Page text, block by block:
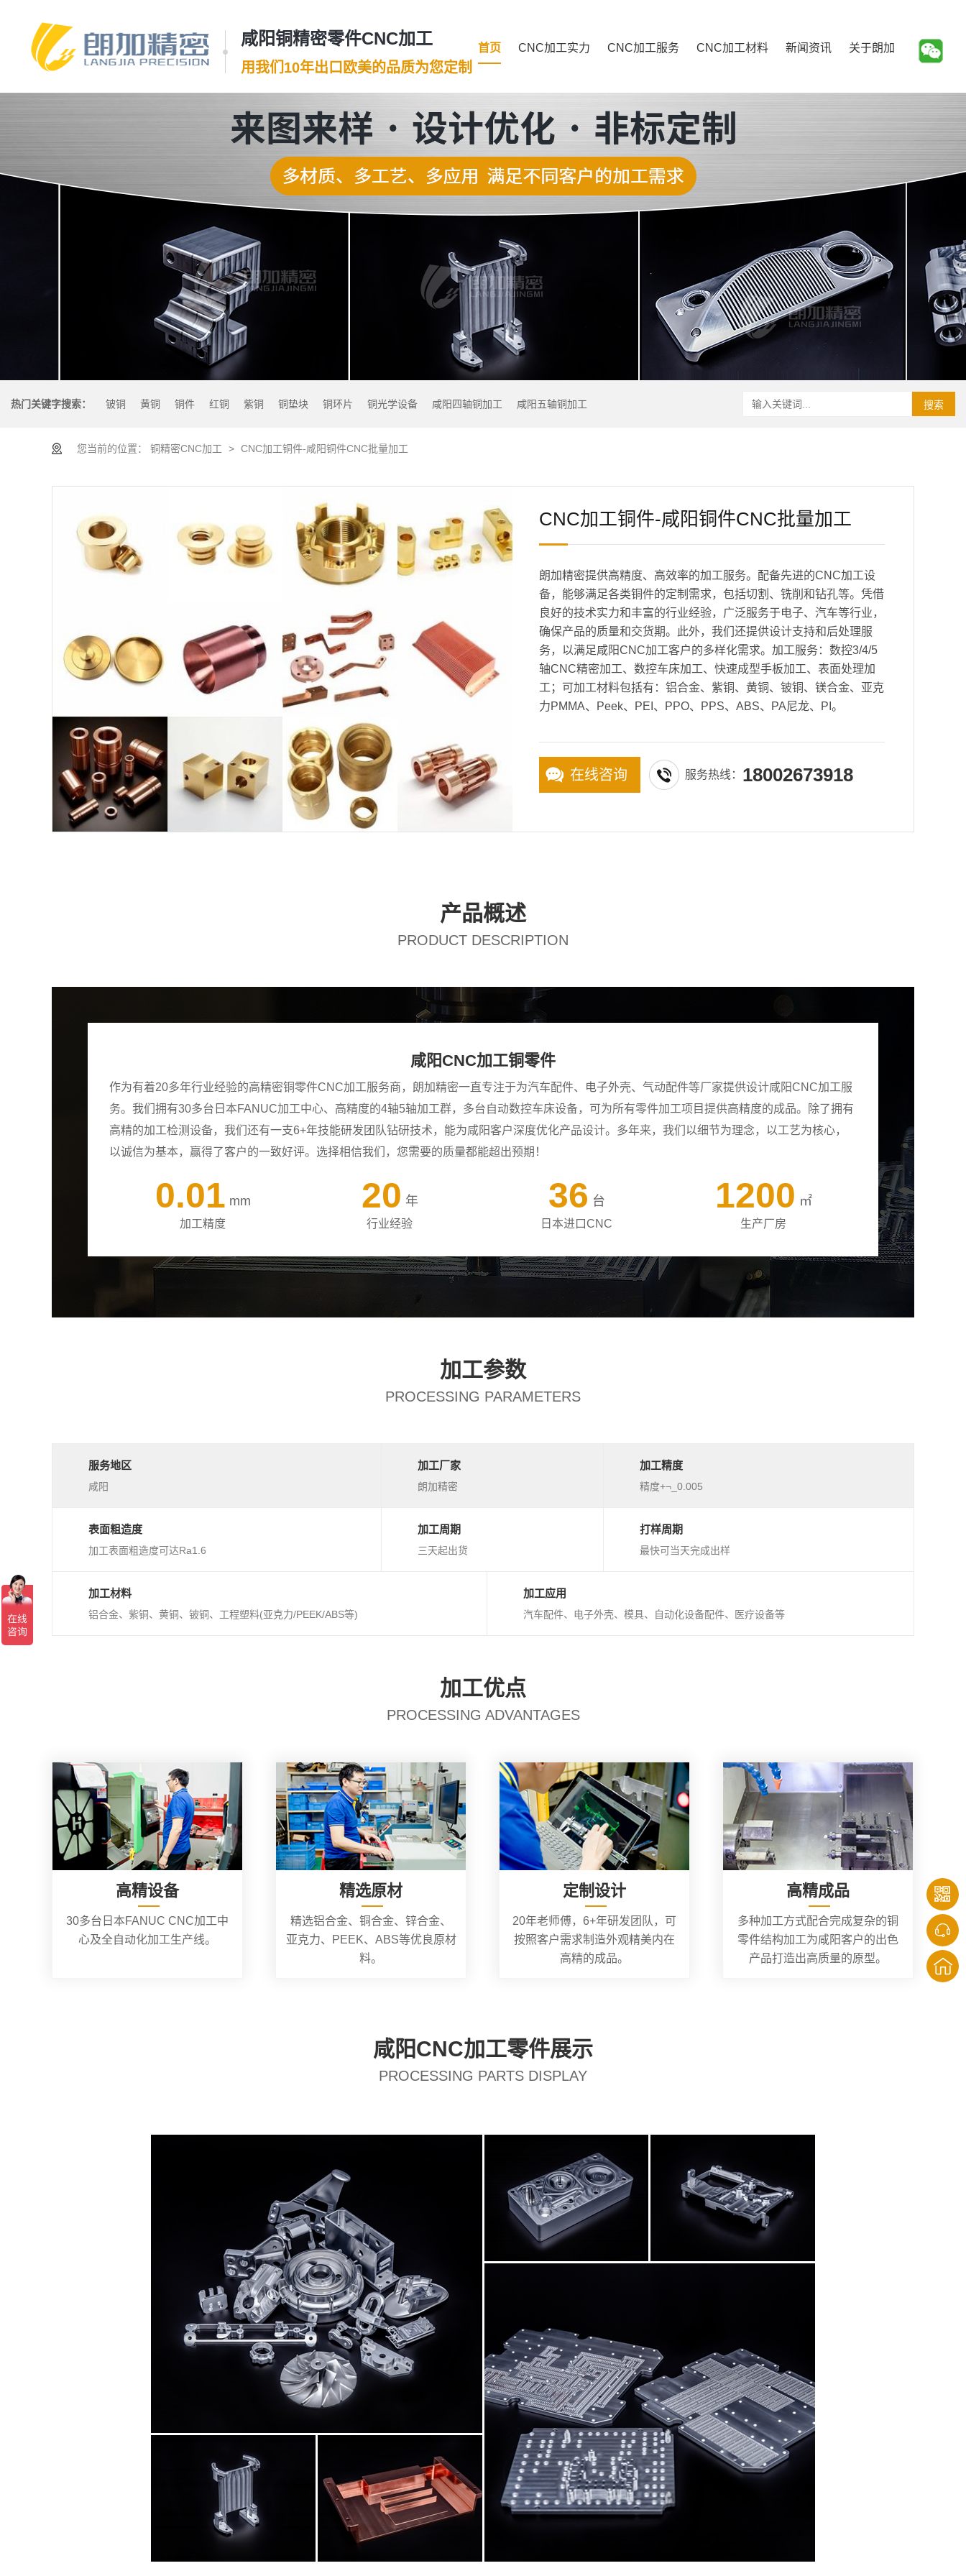
咸阳铜精密零件CNC加工
用我们10年出口欧美的品质为您定制
首页 CNC加工实力 CNC加工服务 CNC加工材料 新闻资讯 关于朗加
热门关键字搜索： 铍铜 黄铜 铜件 红铜 紫铜 铜垫块 铜环片 铜光学设备 咸阳四轴铜加工 咸阳五轴铜加工 搜索
您当前的位置： 铜精密CNC加工 > CNC加工铜件-咸阳铜件CNC批量加工
CNC加工铜件-咸阳铜件CNC批量加工
朗加精密提供高精度、高效率的加工服务。配备先进的CNC加工设
备，能够满足各类铜件的定制需求，包括切割、铣削和钻孔等。凭借
良好的技术实力和丰富的行业经验，广泛服务于电子、汽车等行业，
确保产品的质量和交货期。此外，我们还提供设计支持和后处理服
务，以满足咸阳CNC加工客户的多样化需求。加工服务：数控3/4/5
轴CNC精密加工、数控车床加工、快速成型手板加工、表面处理加
工；可加工材料包括有：铝合金、紫铜、黄铜、铍铜、镁合金、亚克
力PMMA、Peek、PEI、PPO、PPS、ABS、PA尼龙、PI。
在线咨询 服务热线： 18002673918
产品概述
PRODUCT DESCRIPTION
咸阳CNC加工铜零件
作为有着20多年行业经验的高精密铜零件CNC加工服务商，朗加精密一直专注于为汽车配件、电子外壳、气动配件等厂家提供设计咸阳CNC加工服
务。我们拥有30多台日本FANUC加工中心、高精度的4轴5轴加工群，多台自动数控车床设备，可为所有零件加工项目提供高精度的成品。除了拥有
高精的加工检测设备，我们还有一支6+年技能研发团队钻研技术，能为咸阳客户深度优化产品设计。多年来，我们以细节为理念，以工艺为核心，
以诚信为基本，赢得了客户的一致好评。选择相信我们，您需要的质量都能超出预期！
0.01 mm
加工精度
20 年
行业经验
36 台
日本进口CNC
1200 ㎡
生产厂房
加工参数
PROCESSING PARAMETERS
服务地区
咸阳
加工厂家
朗加精密
加工精度
精度+¬_0.005
表面粗造度
加工表面粗造度可达Ra1.6
加工周期
三天起出货
打样周期
最快可当天完成出样
加工材料
铝合金、紫铜、黄铜、铍铜、工程塑料(亚克力/PEEK/ABS等)
加工应用
汽车配件、电子外壳、模具、自动化设备配件、医疗设备等
加工优点
PROCESSING ADVANTAGES
高精设备
30多台日本FANUC CNC加工中
心及全自动化加工生产线。
精选原材
精选铝合金、铜合金、锌合金、
亚克力、PEEK、ABS等优良原材
料。
定制设计
20年老师傅，6+年研发团队，可
按照客户需求制造外观精美内在
高精的成品。
高精成品
多种加工方式配合完成复杂的铜
零件结构加工为咸阳客户的出色
产品打造出高质量的原型。
咸阳CNC加工零件展示
PROCESSING PARTS DISPLAY